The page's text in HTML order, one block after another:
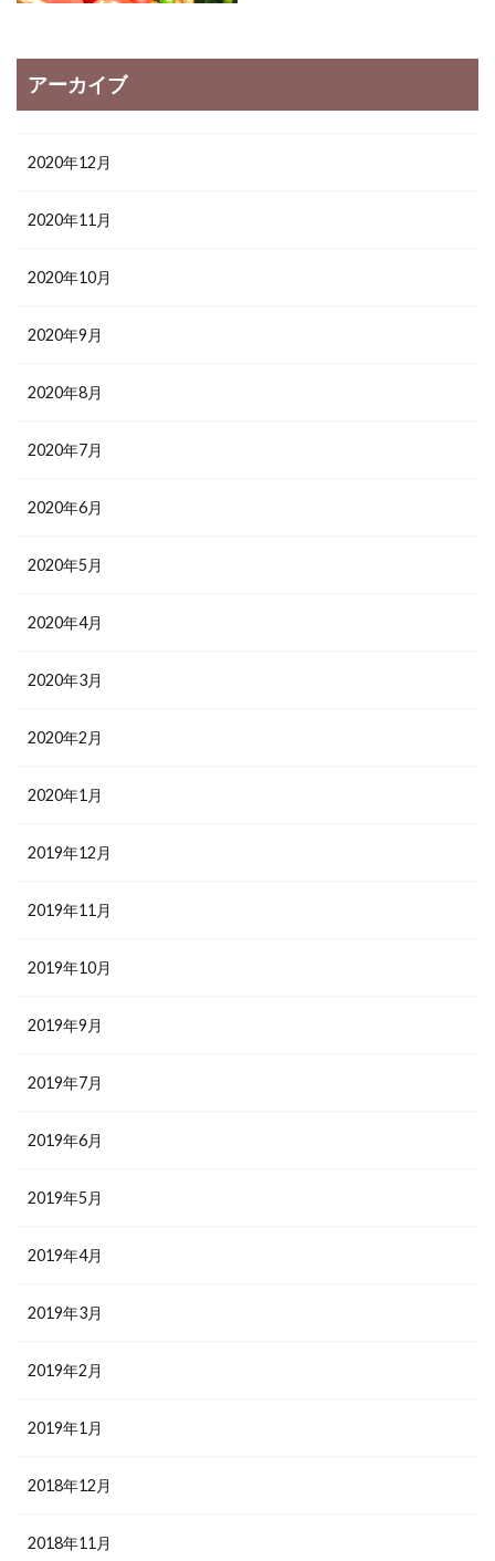
アーカイブ
2020年12月
2020年11月
2020年10月
2020年9月
2020年8月
2020年7月
2020年6月
2020年5月
2020年4月
2020年3月
2020年2月
2020年1月
2019年12月
2019年11月
2019年10月
2019年9月
2019年7月
2019年6月
2019年5月
2019年4月
2019年3月
2019年2月
2019年1月
2018年12月
2018年11月